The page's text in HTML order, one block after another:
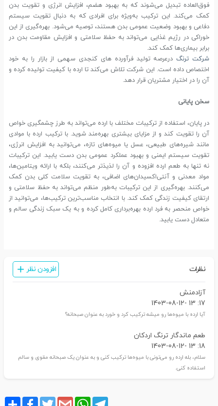
فوق‌العاده تبدیل می‌شوند که به بهبود هضم، افزایش انرژی و تقویت بدن
کمک می‌کند. این ترکیب به‌ویژه برای افرادی که به دنبال تقویت سیستم
دفاعی و بهبود وضعیت عمومی بدن هستند، توصیه می‌شود. بهره‌گیری از این
خوراکی در رژیم غذایی می‌تواند به حفظ سلامتی و افزایش مقاومت بدن در
برابر بیماری‌ها کمک کند.
شرکت ترنگ درعرصه تولید فرآورده های کنجدی سهمی از بازار را به خود
اختصاص داده است. این شرکت تلاش می‌کند تا ارده با کیفیت تولیده کرده و
آن را در اختیار مشتریان قرار دهد.
سخن پایانی
در پایان، استفاده از ترکیبات مختلف با ارده می‌تواند به طرز چشمگیری خواص
آن را تقویت کند و از مزایای بیشتری بهره‌مند شوید. با ترکیب ارده با موادی
مانند شیره‌های طبیعی، عسل یا میوه‌های تازه، می‌توانید به افزایش انرژی،
تقویت سیستم ایمنی و بهبود عملکرد عمومی بدن دست یابید. این ترکیبات
نه تنها به طعم ارده افزوده و آن را لذیذتر می‌کنند، بلکه با ارائه ویتامین‌ها،
مواد معدنی و آنتی‌اکسیدان‌های اضافی، به تقویت سلامت کلی بدن کمک
می‌کنند. بهره‌گیری از این ترکیبات به‌طور منظم می‌تواند به حفظ سلامتی و
ارتقای کیفیت زندگی کمک کند. با انتخاب مناسب‌ترین ترکیب‌ها، می‌توانید از
خواص منحصر به فرد ارده بهره‌برداری کامل کرده و به یک سبک زندگی سالم و
متعادل دست یابید.
نظرات افزودن نظر
آزادمنش
17: 13 -1403-08-12
آیا ارده با میوه‌ها رو میشه ترکیب کرد و خورد به عنوان صبحانه؟
طعم ماندگار ترنگ اردکان
18: 13 -1403-08-12
سلام، بله ارده رو می‌تونی با میوه‌ها ترکیب کنی و به عنوان یک صبحانه مقوی و سالم
استفاده کنی.
ShareFacebookTwitter Gmail
WhatsAppTelegram